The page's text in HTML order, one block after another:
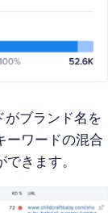
がブランド名を
ーワードの混合
きます。